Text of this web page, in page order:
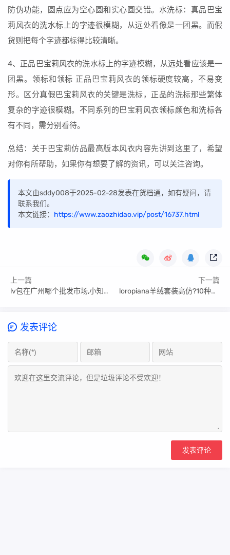
防伪功能，圆点应为空心圆和实心圆交错。水洗标：真品巴宝
莉风衣的洗水标上的字迹很模糊，从远处看像是一团黑。而假
货则把每个字迹都标得比较清晰。
4、正品巴宝莉风衣的洗水标上的字迹模糊，从远处看应该是一
团黑。领标和领标 正品巴宝莉风衣的领标硬度较高，不易变
形。区分真假巴宝莉风衣的关键是洗标，正品的洗标那些繁体
复杂的字迹很模糊。不同系列的巴宝莉风衣领标颜色和洗标各
有不同，需分别看待。
总结：关于巴宝莉仿品最高版本风衣内容先讲到这里了，希望
对你有所帮助，如果你有想要了解的资讯，可以关注咨询。
本文由sddy008于2025-02-28发表在货档通，如有疑问，请
联系我们。
本文链接： https://www.zaozhidao.vip/post/16737.html
上一篇
lv包在广州哪个批发市场,小知识,请查收!
下一篇
loropiana羊绒套装高仿?10种渠道参考
发表评论